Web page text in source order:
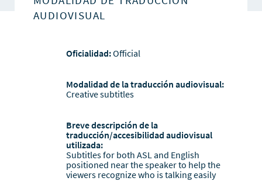
AUDIOVISUAL
Oficialidad:Official
Modalidad de la traducción audiovisual:
Creative subtitles
Breve descripción de la
traducción/accesibilidad audiovisual
utilizada:
Subtitles for both ASL and English
positioned near the speaker to help the
viewers recognize who is talking easily